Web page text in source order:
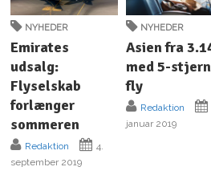
NYHEDER
Emirates
udsalg:
Flyselskab
forlænger
sommeren
Redaktion
4.
september 2019
NYHEDER
Asien fra
med 5-
fly
Redaktion
januar 2019